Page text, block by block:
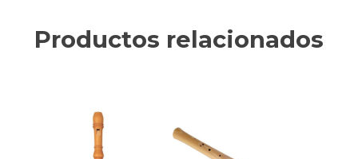
Productos relacionados